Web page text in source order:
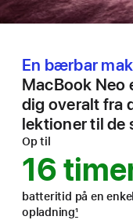
En bærbar
MacBook Neo
dig overalt fra
lektioner til de
Op til
16
batteritid på en
opladning1